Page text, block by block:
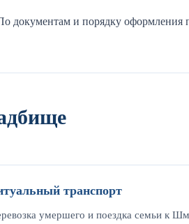
и порядку оформления
транспорт
умершего и поездка семьи к